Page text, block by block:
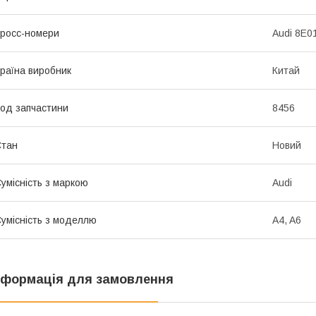
номери Audi
виробник Китай
запчастини 8456
Новий
з маркою Audi
з моделлю A4, A6
для замовлення